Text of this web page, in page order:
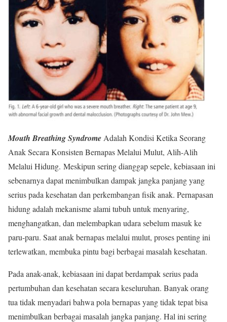
Mouth Breathing Syndrome Adalah Kondisi Ketika Seorang
Anak Secara Konsisten Bernapas Melalui Mulut, Alih-Alih
Melalui Hidung. Meskipun sering dianggap sepele, kebiasaan ini
sebenarnya dapat menimbulkan dampak jangka panjang yang
serius pada kesehatan dan perkembangan fisik anak. Pernapasan
hidung adalah mekanisme alami tubuh untuk menyaring,
menghangatkan, dan melembapkan udara sebelum masuk ke
paru-paru. Saat anak bernapas melalui mulut, proses penting ini
terlewatkan, membuka pintu bagi berbagai masalah kesehatan.
Pada anak-anak, kebiasaan ini dapat berdampak serius pada
pertumbuhan dan kesehatan secara keseluruhan. Banyak orang
tua tidak menyadari bahwa pola bernapas yang tidak tepat bisa
menimbulkan berbagai masalah jangka panjang. Hal ini sering